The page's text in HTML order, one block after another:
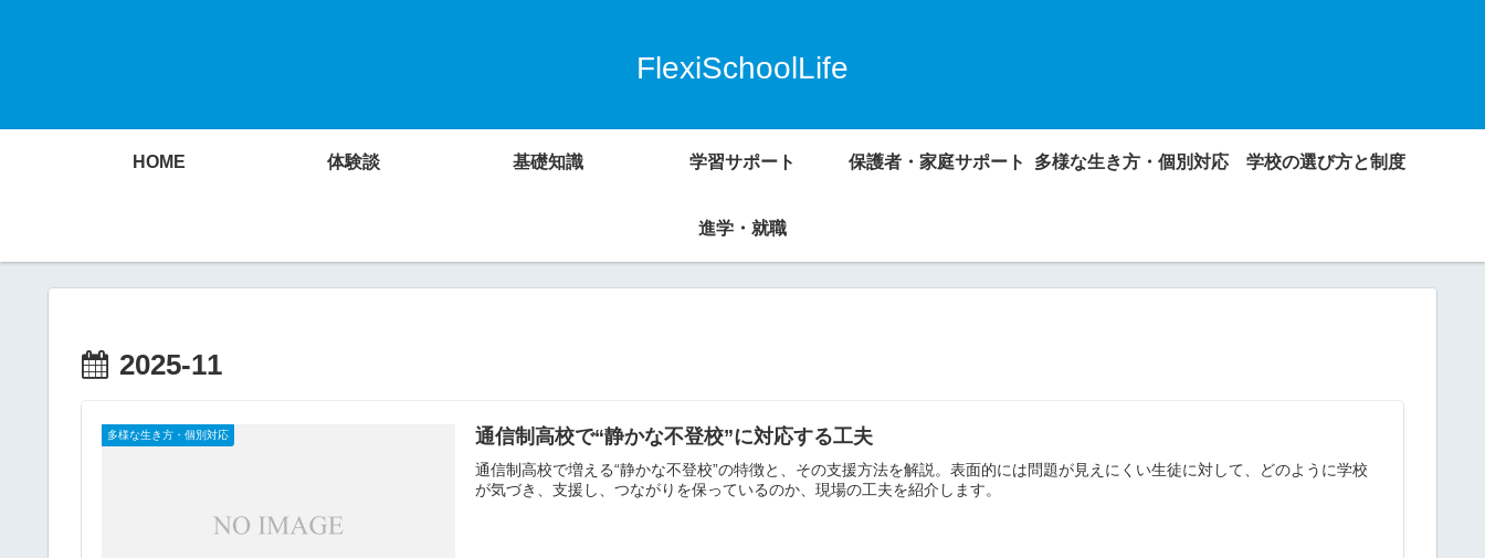
FlexiSchoolLife
HOME 体験談 基礎知識 学習サポート 保護者・家庭サポート 多様な生き方・個別対応 学校の選び方と制度
進学・就職
2025-11
多様な生き方・個別対応 通信制高校で“静かな不登校”に対応する工夫
通信制高校で増える“静かな不登校”の特徴と、その支援方法を解説。表面的には問題が見えにくい生徒に対して、どのように学校
が気づき、支援し、つながりを保っているのか、現場の工夫を紹介します。